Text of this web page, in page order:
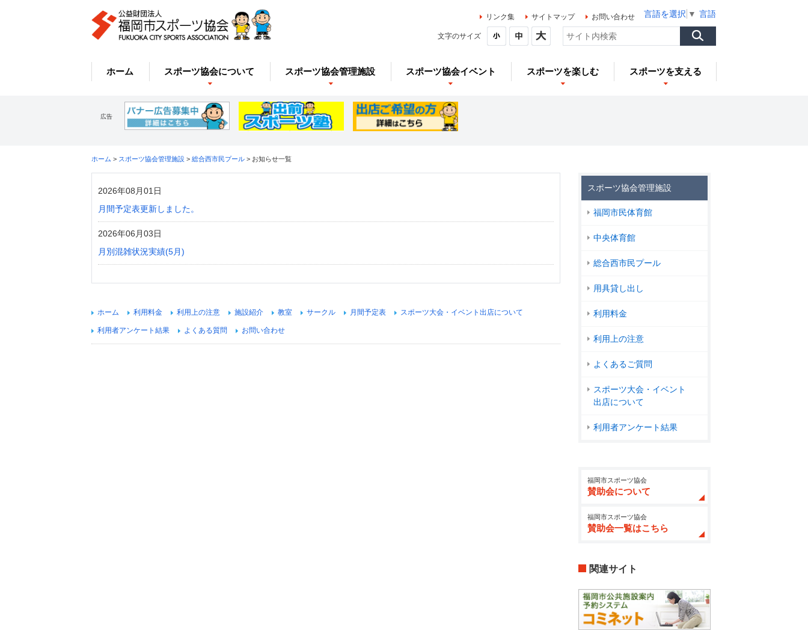
リンク集 サイトマップ お問い合わせ 言語を選択 ▼ 言語を選択
文字のサイズ
ホーム スポーツ協会について スポーツ協会管理施設 スポーツ協会イベント スポーツを楽しむ スポーツを支える
広告
ホーム > スポーツ協会管理施設 > 総合西市民プール > お知らせ一覧
スポーツ協会管理施設
福岡市民体育館
中央体育館
総合西市民プール
用具貸し出し
利用料金
利用上の注意
よくあるご質問
スポーツ大会・イベント
出店について
利用者アンケート結果
福岡市スポーツ協会
賛助会について
福岡市スポーツ協会
賛助会一覧はこちら
関連サイト
2026年08月01日
月間予定表更新しました。
2026年06月03日
月別混雑状況実績(5月)
ホーム 利用料金 利用上の注意 施設紹介 教室 サークル 月間予定表 スポーツ大会・イベント出店について
利用者アンケート結果 よくある質問 お問い合わせ